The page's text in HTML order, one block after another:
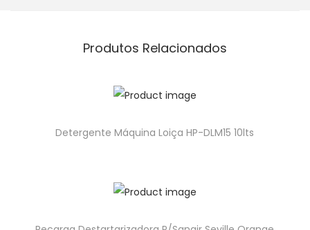
Produtos Relacionados
Detergente Máquina Loiça HP-DLM15 10lts